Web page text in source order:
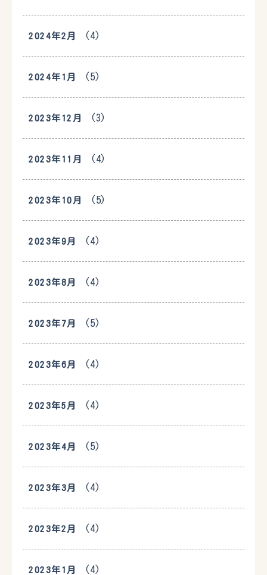
2024年2月 (4)
2024年1月 (5)
2023年12月 (3)
2023年11月 (4)
2023年10月 (5)
2023年9月 (4)
2023年8月 (4)
2023年7月 (5)
2023年6月 (4)
2023年5月 (4)
2023年4月 (5)
2023年3月 (4)
2023年2月 (4)
2023年1月 (4)